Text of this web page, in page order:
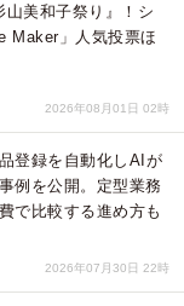
美和子祭り』！シ
Maker」人気投票ほ
2026年08月01日 02時
登録を自動化しAIが
例を公開。定型業務
で比較する進め方も
2026年07月30日 22時